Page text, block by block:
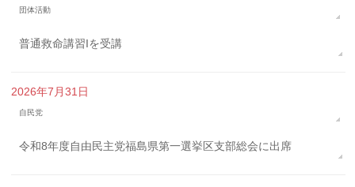
団体活動
普通救命講習Iを受講
2026年7月31日
自民党
令和8年度自由民主党福島県第一選挙区支部総会に出席